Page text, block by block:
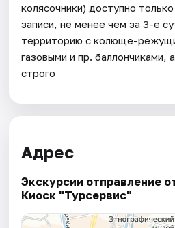
колясочники) доступно
записи, не менее чем за 3-е
территорию с колюще-
газовыми и пр. баллончиками,
строго
Адрес
Экскурсии отправление
Киоск "Турсервис"